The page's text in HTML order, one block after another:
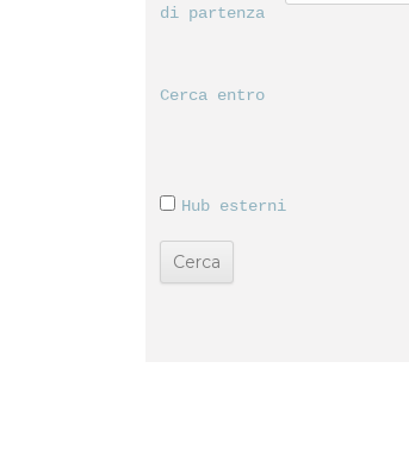
di partenza
Cerca entro
Hub esterni